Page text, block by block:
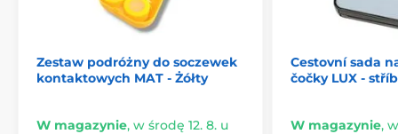
Zestaw podróżny do soczewek
kontaktowych MAT - Żółty
W magazynie, w środę 12. 8. u
Cestovní sada
čočky LUX -
W magazynie,